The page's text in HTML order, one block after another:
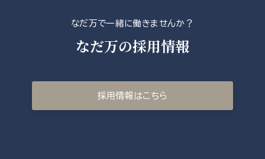
なだ万で一緒に働きませんか？
なだ万の採用情報
採用情報はこちら